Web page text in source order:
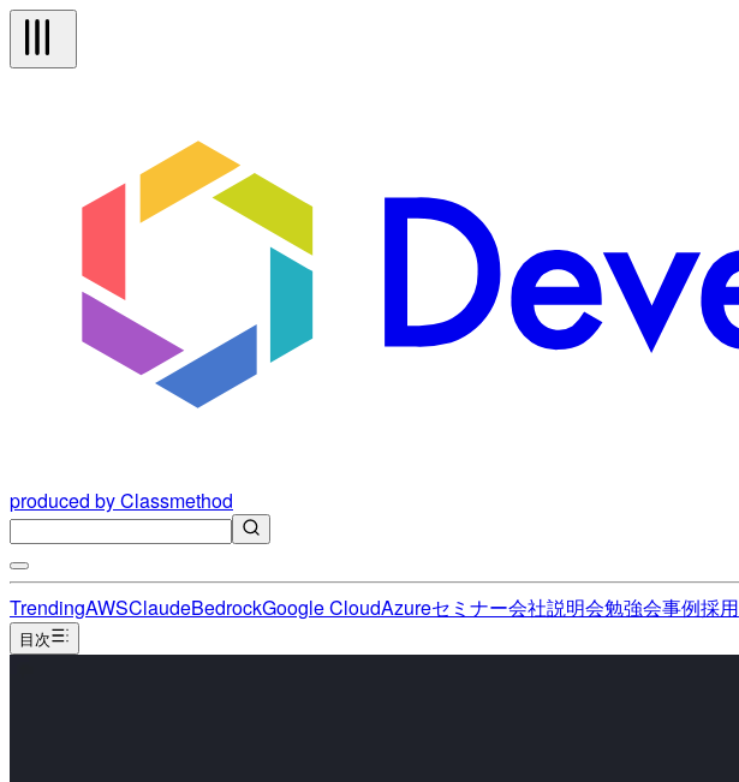
produced by Classmethod
TrendingAWSClaudeBedrockGoogle CloudAzureセミナー会社説明会勉強会事例採用
目次